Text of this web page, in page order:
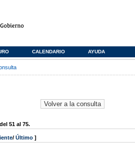
CALENDARIO AYUDA
51 al 75.
/ Último ]